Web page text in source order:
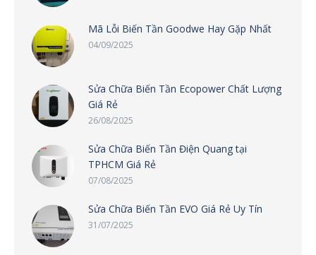
Mã Lỗi Biến Tần Goodwe Hay Gặp Nhất
04/09/2025
Sửa Chữa Biến Tần Ecopower Chất Lượng
Giá Rẻ
26/08/2025
Sửa Chữa Biến Tần Điện Quang tại
TPHCM Giá Rẻ
07/08/2025
Sửa Chữa Biến Tần EVO Giá Rẻ Uy Tín
31/07/2025